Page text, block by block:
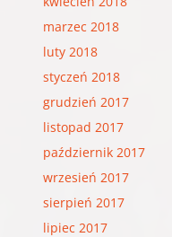
marzec 2018
luty 2018
styczeń 2018
grudzień 2017
listopad 2017
październik 2017
wrzesień 2017
sierpień 2017
lipiec 2017